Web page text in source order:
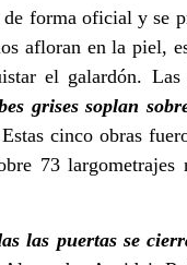
forma oficial y se
afloran en la piel,
el galardón. Las
grises soplan
cinco obras
73
las puertas se